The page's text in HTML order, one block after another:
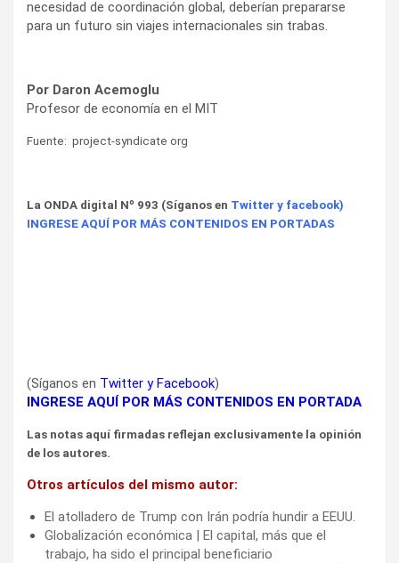
necesidad de coordinación global, deberían prepararse
para un futuro sin viajes internacionales sin trabas.
Por Daron Acemoglu
Profesor de economía en el MIT
Fuente: project-syndicate org
La ONDA digital Nº 993 (Síganos en Twitter y facebook)
INGRESE AQUÍ POR MÁS CONTENIDOS EN PORTADAS
(Síganos en Twitter yFacebook)
INGRESE AQUÍ POR MÁS CONTENIDOS EN PORTADA
Las notas aquí firmadas reflejan exclusivamente la opinión
de los autores.
Otros artículos del mismo autor:
El atolladero de Trump con Irán podría hundir a EEUU.
Globalización económica | El capital, más que el
trabajo, ha sido el principal beneficiario